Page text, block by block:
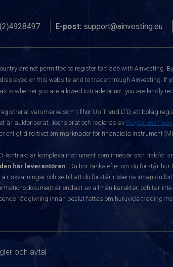
E-post: support@ainvesting.eu
are not permitted to register to trade with Ainvesting.
on this website and to trade through Ainvesting.
to whether you are allowed to trade or not, you are kindly
varumärke som tillhör Up Trend LTD, ett bolag
är auktoriserat, licensierat och regleras av Bulgariens
enligt direktivet om marknader för finansiella instrument
kontrakt är komplexa instrument som innebär stor risk
här leverantören. Du bör tänka efter om du förstår
riskvarningar och se till att du förstår riskerna innan du
är endast av allmän karaktär, och tar
rådgivning innan beslut fattas om huruvida trading
och avtal